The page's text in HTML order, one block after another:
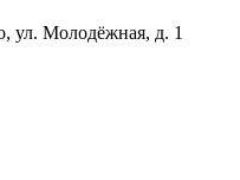
ул. Молодёжная, д. 1